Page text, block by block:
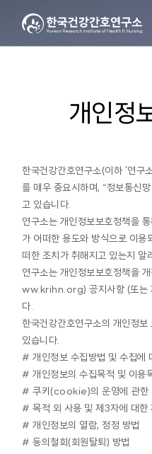
개인정
한국건강간호연구소(이하 '연구
를 매우 중요시하며, “정보통신
고 있습니다.
연구소는 개인정보보호정책을
가 어떠한 용도와 방식으로 이용
떠한 조치가 취해지고 있는지 알
연구소는 개인정보보호정책을
ww.krihn.org) 공지사항 (또는
다.
한국건강간호연구소의 개인정
있습니다.
# 개인정보 수집방법 및 수집에
# 개인정보의 수집목적 및 이용
# 쿠키(cookie)의 운영에 관한
# 목적 외 사용 및 제3자에 대한
# 개인정보의 열람, 정정 방법
# 동의철회(회원탈퇴) 방법